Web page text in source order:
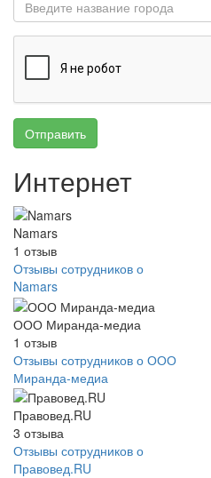
Отправить
Интернет
Namars
1 отзыв
Отзывы сотрудников о
Namars
ООО Миранда-медиа
1 отзыв
Отзывы сотрудников о ООО
Миранда-медиа
Правовед.RU
3 отзыва
Отзывы сотрудников о
Правовед.RU